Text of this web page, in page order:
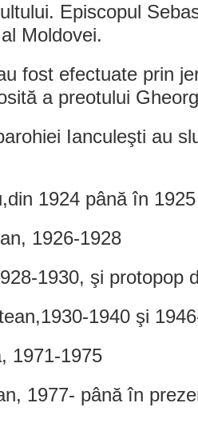
Episcopul
Moldovei.
fost efectuate prin
a preotului
Ianculeşti au
1924 până în 1925
1926-1928
1930, şi protopop
1940 şi
1971-1975
1977- până în